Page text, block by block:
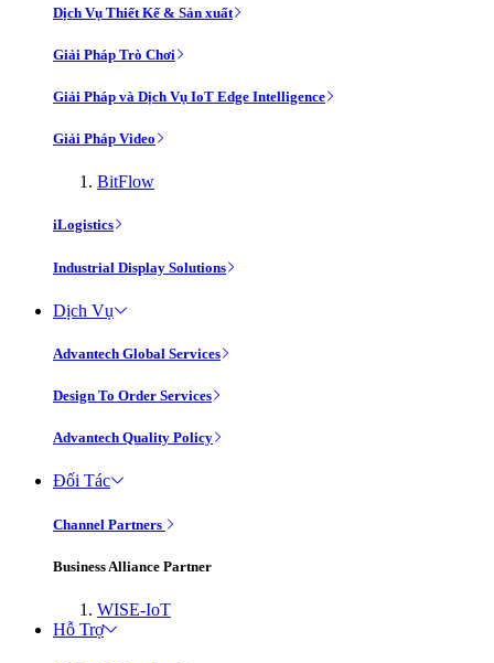
Dịch Vụ Thiết Kế & Sản xuất
Giải Pháp Trò Chơi
Giải Pháp và Dịch Vụ IoT Edge Intelligence
Giải Pháp Video
BitFlow
iLogistics
Industrial Display Solutions
Dịch Vụ
Advantech Global Services
Design To Order Services
Advantech Quality Policy
Đối Tác
Channel Partners
Business Alliance Partner
WISE-IoT
Hỗ Trợ